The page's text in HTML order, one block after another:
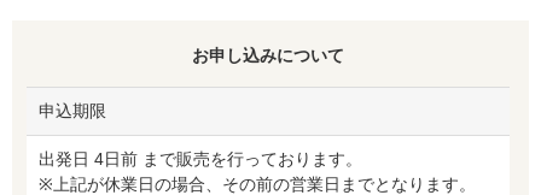
お申し込みについて
申込期限
出発日 4日前 まで販売を行っております。
※上記が休業日の場合、その前の営業日までとなります。